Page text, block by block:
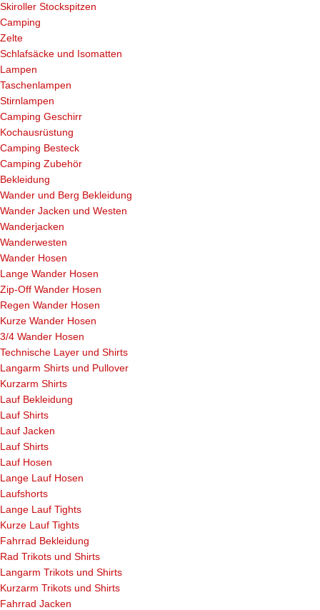
Skiroller Stockspitzen
Camping
Zelte
Schlafsäcke und Isomatten
Lampen
Taschenlampen
Stirnlampen
Camping Geschirr
Kochausrüstung
Camping Besteck
Camping Zubehör
Bekleidung
Wander und Berg Bekleidung
Wander Jacken und Westen
Wanderjacken
Wanderwesten
Wander Hosen
Lange Wander Hosen
Zip-Off Wander Hosen
Regen Wander Hosen
Kurze Wander Hosen
3/4 Wander Hosen
Technische Layer und Shirts
Langarm Shirts und Pullover
Kurzarm Shirts
Lauf Bekleidung
Lauf Shirts
Lauf Jacken
Lauf Shirts
Lauf Hosen
Lange Lauf Hosen
Laufshorts
Lange Lauf Tights
Kurze Lauf Tights
Fahrrad Bekleidung
Rad Trikots und Shirts
Langarm Trikots und Shirts
Kurzarm Trikots und Shirts
Fahrrad Jacken